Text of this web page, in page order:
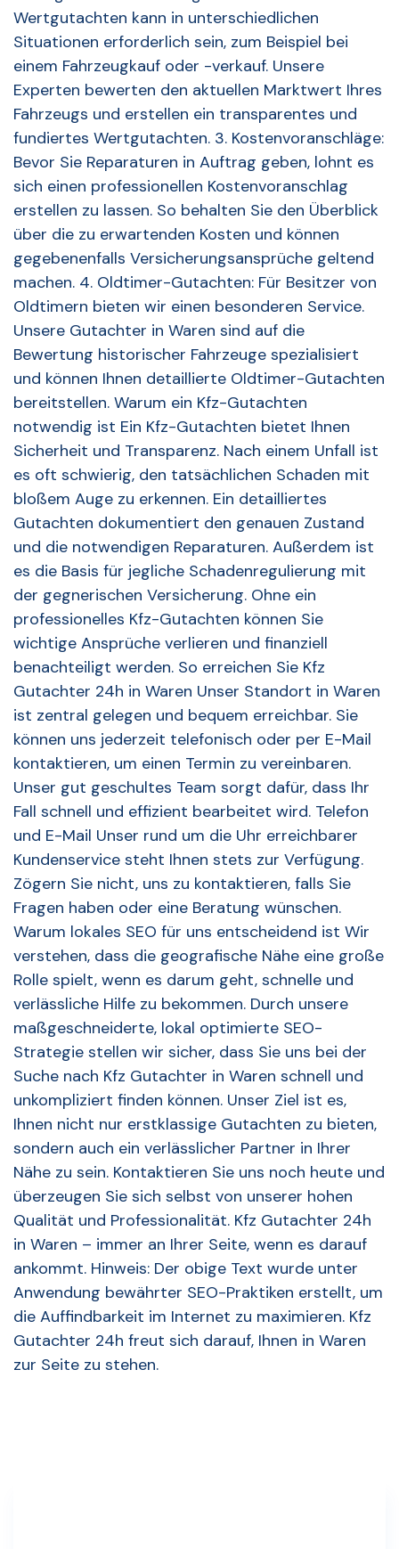
Wertgutachten kann in unterschiedlichen
Situationen erforderlich sein, zum Beispiel bei
einem Fahrzeugkauf oder -verkauf. Unsere
Experten bewerten den aktuellen Marktwert Ihres
Fahrzeugs und erstellen ein transparentes und
fundiertes Wertgutachten. 3. Kostenvoranschläge:
Bevor Sie Reparaturen in Auftrag geben, lohnt es
sich einen professionellen Kostenvoranschlag
erstellen zu lassen. So behalten Sie den Überblick
über die zu erwartenden Kosten und können
gegebenenfalls Versicherungsansprüche geltend
machen. 4. Oldtimer-Gutachten: Für Besitzer von
Oldtimern bieten wir einen besonderen Service.
Unsere Gutachter in Waren sind auf die
Bewertung historischer Fahrzeuge spezialisiert
und können Ihnen detaillierte Oldtimer-Gutachten
bereitstellen. Warum ein Kfz-Gutachten
notwendig ist Ein Kfz-Gutachten bietet Ihnen
Sicherheit und Transparenz. Nach einem Unfall ist
es oft schwierig, den tatsächlichen Schaden mit
bloßem Auge zu erkennen. Ein detailliertes
Gutachten dokumentiert den genauen Zustand
und die notwendigen Reparaturen. Außerdem ist
es die Basis für jegliche Schadenregulierung mit
der gegnerischen Versicherung. Ohne ein
professionelles Kfz-Gutachten können Sie
wichtige Ansprüche verlieren und finanziell
benachteiligt werden. So erreichen Sie Kfz
Gutachter 24h in Waren Unser Standort in Waren
ist zentral gelegen und bequem erreichbar. Sie
können uns jederzeit telefonisch oder per E-Mail
kontaktieren, um einen Termin zu vereinbaren.
Unser gut geschultes Team sorgt dafür, dass Ihr
Fall schnell und effizient bearbeitet wird. Telefon
und E-Mail Unser rund um die Uhr erreichbarer
Kundenservice steht Ihnen stets zur Verfügung.
Zögern Sie nicht, uns zu kontaktieren, falls Sie
Fragen haben oder eine Beratung wünschen.
Warum lokales SEO für uns entscheidend ist Wir
verstehen, dass die geografische Nähe eine große
Rolle spielt, wenn es darum geht, schnelle und
verlässliche Hilfe zu bekommen. Durch unsere
maßgeschneiderte, lokal optimierte SEO-
Strategie stellen wir sicher, dass Sie uns bei der
Suche nach Kfz Gutachter in Waren schnell und
unkompliziert finden können. Unser Ziel ist es,
Ihnen nicht nur erstklassige Gutachten zu bieten,
sondern auch ein verlässlicher Partner in Ihrer
Nähe zu sein. Kontaktieren Sie uns noch heute und
überzeugen Sie sich selbst von unserer hohen
Qualität und Professionalität. Kfz Gutachter 24h
in Waren – immer an Ihrer Seite, wenn es darauf
ankommt. Hinweis: Der obige Text wurde unter
Anwendung bewährter SEO-Praktiken erstellt, um
die Auffindbarkeit im Internet zu maximieren. Kfz
Gutachter 24h freut sich darauf, Ihnen in Waren
zur Seite zu stehen.